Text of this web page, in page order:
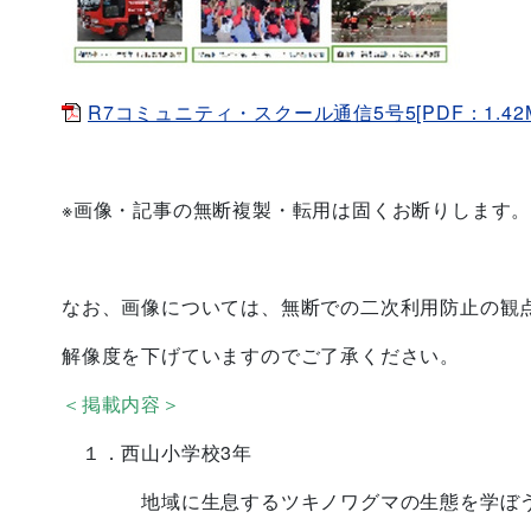
R7コミュニティ・スクール通信5号5[PDF：
※画像・記事の無断複製・転用は固くお断りします。
なお、画像については、無断での二次利用防止の観
解像度を下げていますのでご了承ください。
＜掲載内容＞
１．西山小学校3年
地域に生息するツキノワグマの生態を学ぼ